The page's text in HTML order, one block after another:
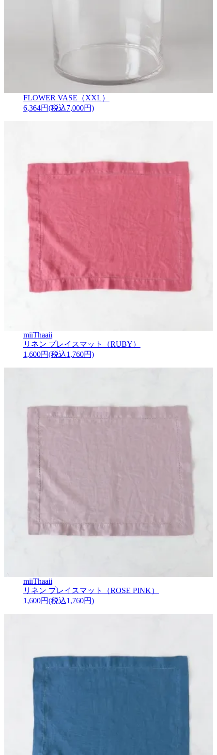
FLOWER VASE（XXL）
6,364円(税込7,000円)
miiThaaii
リネン プレイスマット（RUBY）
1,600円(税込1,760円)
miiThaaii
リネン プレイスマット（ROSE PINK）
1,600円(税込1,760円)